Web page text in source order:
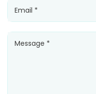
Email *
Message *